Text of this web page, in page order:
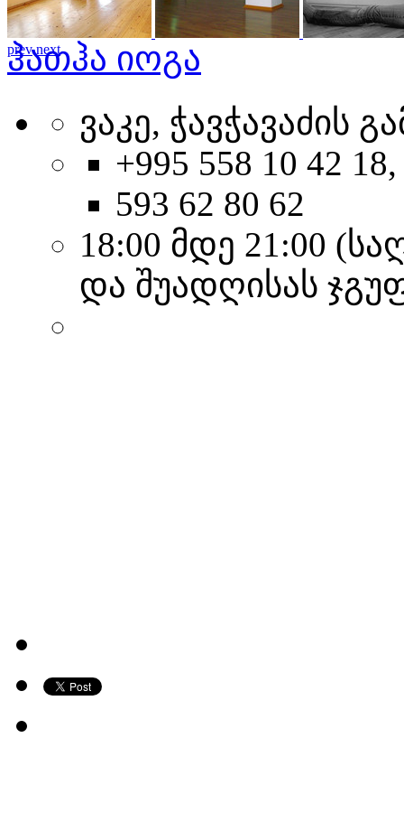
prev next
ჰათჰა იოგა
ვაკე, ჭავჭავაძის
+995 558 10 42 18,
593 62 80 62
18:00 მდე 21:00
და შუადღისას